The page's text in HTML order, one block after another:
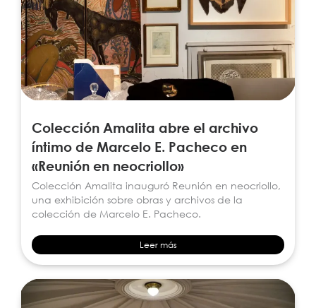
Colección Amalita abre el archivo
íntimo de Marcelo E. Pacheco en
«Reunión en neocriollo»
Colección Amalita inauguró Reunión en neocriollo,
una exhibición sobre obras y archivos de la
colección de Marcelo E. Pacheco.
Leer más